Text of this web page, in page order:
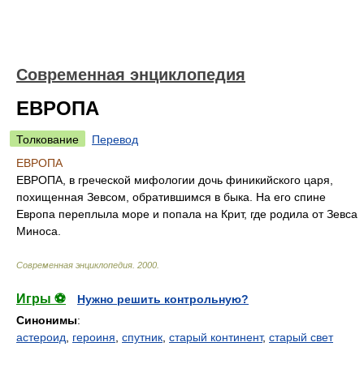
Современная энциклопедия
ЕВРОПА
Толкование
Перевод
ЕВРОПА
ЕВРОПА, в греческой мифологии дочь финикийского царя,
похищенная Зевсом, обратившимся в быка. На его спине
Европа переплыла море и попала на Крит, где родила от Зевса
Миноса.
Современная энциклопедия 2000
Игры ⚽
Нужно решить контрольную?
Синонимы:
астероид
героиня спутник старый континент, старый свет